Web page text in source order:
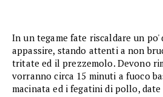
In un tegame fate riscaldare un
appassire, stando attenti a non
tritate ed il prezzemolo. Devono
vorranno circa 15 minuti a fuoco
macinata ed i fegatini di pollo,